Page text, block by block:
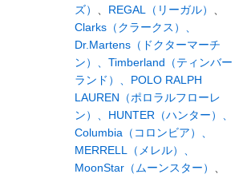
ズ） 、 REGAL（リーガル） 、
Clarks（クラークス）、
Dr.Martens（ドクターマーチ
ン）、 Timberland（ティンバー
ランド）、 POLO RALPH
LAUREN（ポロラルフローレ
ン）、 HUNTER（ハンター）、
Columbia（コロンビア）、
MERRELL（メレル）、
MoonStar（ムーンスター） 、